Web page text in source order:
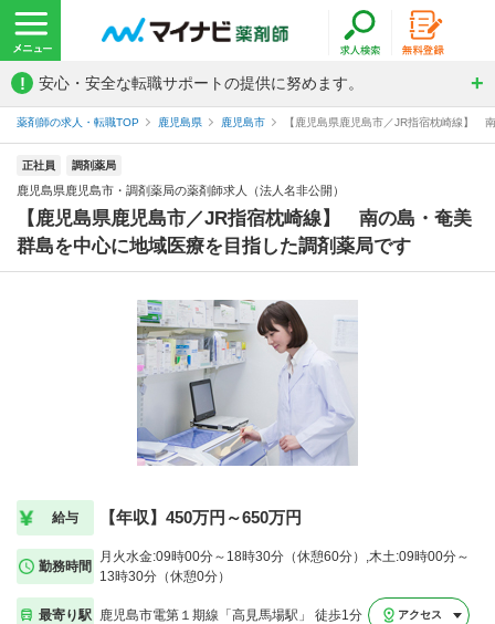
! 安心・安全な転職サポートの提供に努めます。
薬剤師の求人・転職TOP 鹿児島県 鹿児島市 【鹿児島県鹿児島市／JR指宿枕崎線】
正社員 調剤薬局
鹿児島県鹿児島市・調剤薬局の薬剤師求人（法人名非公開）
【鹿児島県鹿児島市／JR指宿枕崎線】 南の島・奄美
群島を中心に地域医療を目指した調剤薬局です
給与 【年収】450万円～650万円
勤務時間
月火水金:09時00分～18時30分（休憩60分）,木土:09時00分～
13時30分（休憩0分）
最寄り駅 鹿児島市電第１期線「高見馬場駅」 徒歩1分 アクセス